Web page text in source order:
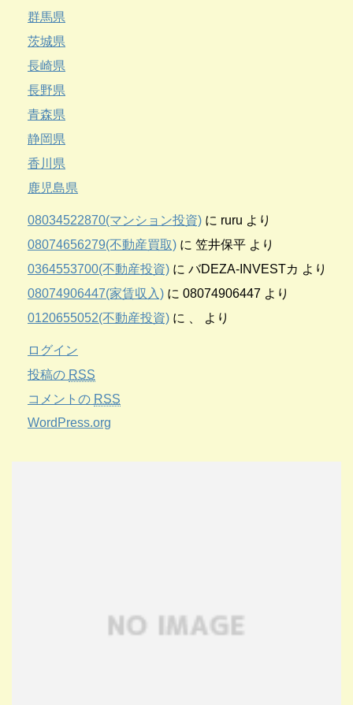
群馬県
茨城県
長崎県
長野県
青森県
静岡県
香川県
鹿児島県
08034522870(マンション投資) に ruru より
08074656279(不動産買取) に 笠井保平 より
0364553700(不動産投資) に バDEZA-INVESTカ より
08074906447(家賃収入) に 08074906447 より
0120655052(不動産投資) に より
ログイン
投稿の RSS
コメントの RSS
WordPress.org